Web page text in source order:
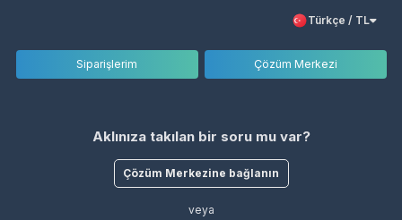
Türkçe / TL
Siparişlerim Çözüm Merkezi
Aklınıza takılan bir soru mu var?
Çözüm Merkezine bağlanın
veya